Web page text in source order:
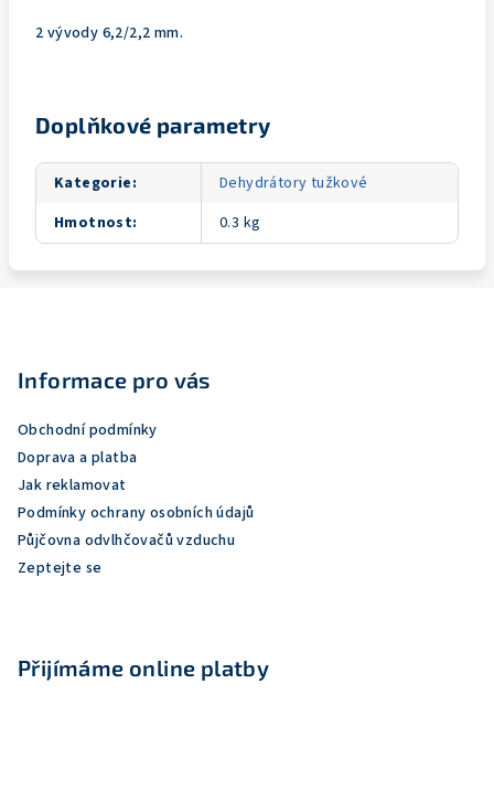
2 vývody 6,2/2,2 mm.
Doplňkové parametry
Kategorie:
Dehydrátory tužkové
Hmotnost: 0.3 kg
Informace pro vás
Obchodní podmínky
Doprava a platba
Jak reklamovat
Podmínky ochrany osobních údajů
Půjčovna odvlhčovačů vzduchu
Zeptejte se
Přijímáme online platby